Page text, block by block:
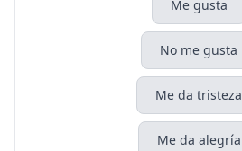
Me gusta
No me gusta
Me da tristeza
Me da alegría